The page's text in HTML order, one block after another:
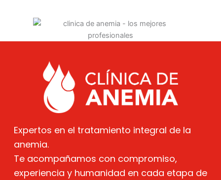
Expertos en el tratamiento integral de la
anemia.
Te acompañamos con compromiso,
experiencia y humanidad en cada etapa de